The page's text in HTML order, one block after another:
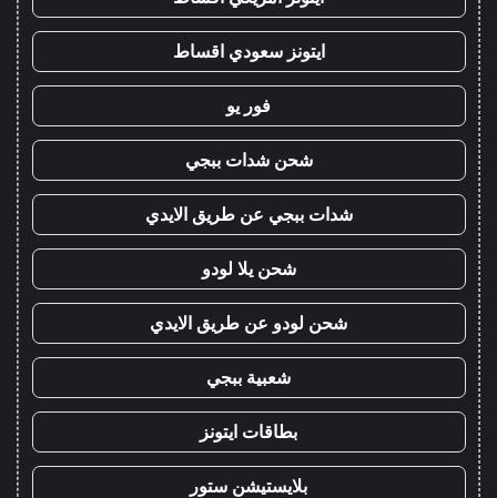
ايتونز سعودي اقساط
فور يو
شحن شدات ببجي
شدات ببجي عن طريق الايدي
شحن يلا لودو
شحن لودو عن طريق الايدي
شعبية ببجي
بطاقات ايتونز
بلايستيشن ستور